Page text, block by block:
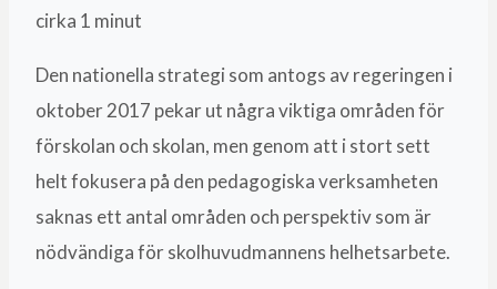
cirka 1 minut
Den nationella strategi som antogs av regeringen i
oktober 2017 pekar ut några viktiga områden för
förskolan och skolan, men genom att i stort sett
helt fokusera på den pedagogiska verksamheten
saknas ett antal områden och perspektiv som är
nödvändiga för skolhuvudmannens helhetsarbete.